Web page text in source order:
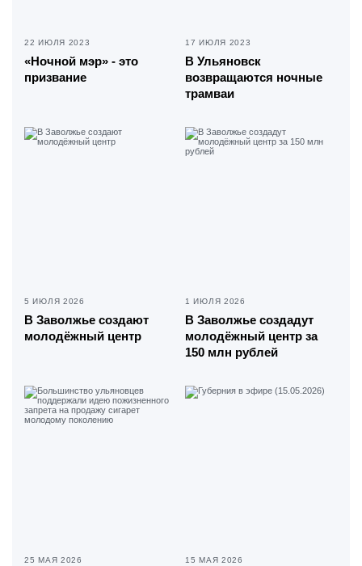
22 ИЮЛЯ 2023
«Ночной мэр» - это
призвание
17 ИЮЛЯ 2023
В Ульяновск
возвращаются ночные
трамваи
5 ИЮЛЯ 2026
В Заволжье создают
молодёжный центр
1 ИЮЛЯ 2026
В Заволжье создадут
молодёжный центр за
150 млн рублей
25 МАЯ 2026 15 МАЯ 2026